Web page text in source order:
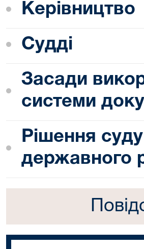
Керівництво
Судді
Засади
системи
Рішення
державного